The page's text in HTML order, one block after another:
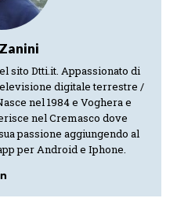
sito Dtti.it. Appassionato di
digitale terrestre /
nel 1984 e Voghera e
nel Cremasco dove
passione aggiungendo al
per Android e Iphone.